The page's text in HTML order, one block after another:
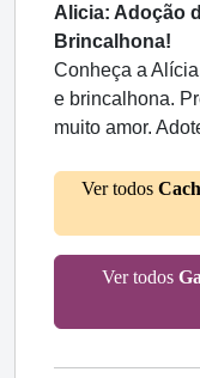
Alicia: Adoção
Brincalhona!
Conheça a
e brincalhona.
muito amor.
Ver todos
Ver todos